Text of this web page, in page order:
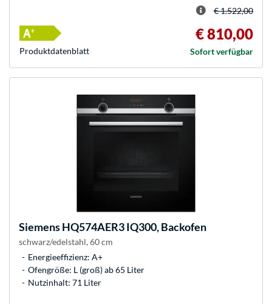
€ 1.522,00
€ 810,00
Sofort verfügbar
Produkt­datenblatt
SiemensHQ574AER3 IQ300, Backofen
schwarz/edelstahl, 60 cm
Energieeffizienz: A+
Ofengröße: L (groß) ab 65 Liter
Nutzinhalt: 71 Liter